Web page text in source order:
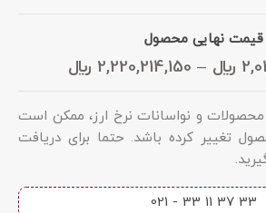
قیمت نهایی محصول
﷼ –
2,220,214,150 ﷼
محصولات و نواسانات نرخ ارز، ممکن است
تغییر کرده باشد. حتما برای دریافت
33 37 11 33 - 021​